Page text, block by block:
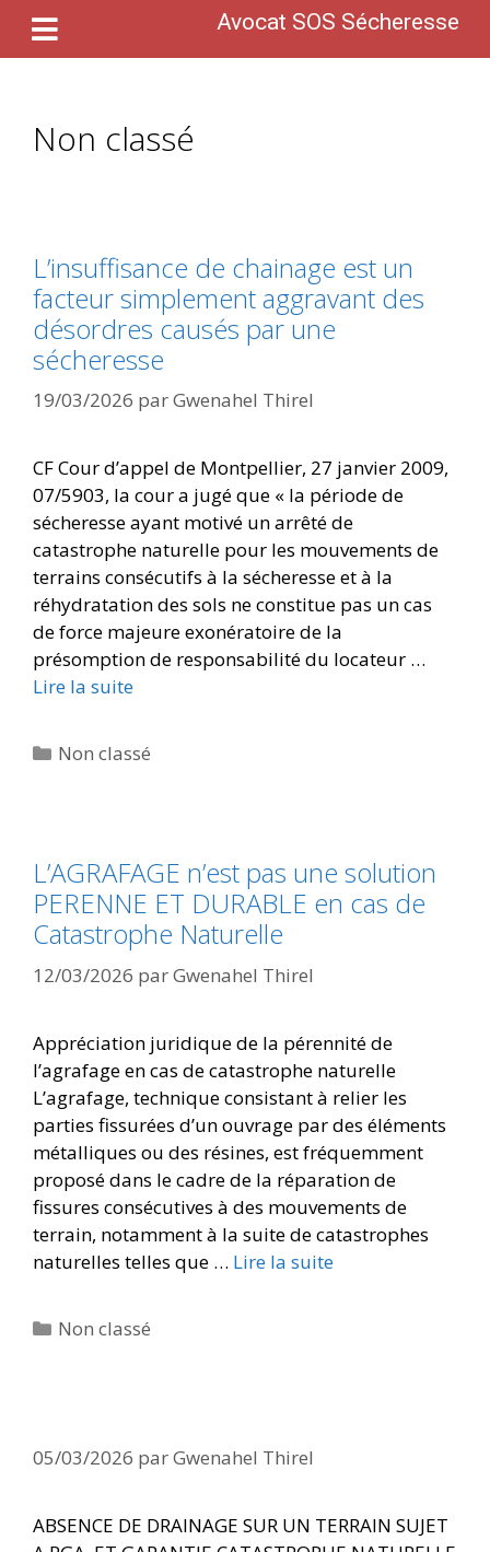
Avocat SOS Sécheresse
Non classé
L’insuffisance de chainage est un
facteur simplement aggravant des
désordres causés par une
sécheresse
19/03/2026 parGwenahel Thirel
CF Cour d’appel de Montpellier, 27 janvier 2009,
07/5903, la cour a jugé que « la période de
sécheresse ayant motivé un arrêté de
catastrophe naturelle pour les mouvements de
terrains consécutifs à la sécheresse et à la
réhydratation des sols ne constitue pas un cas
de force majeure exonératoire de la
présomption de responsabilité du locateur …
Lire la suite
Non classé
L’AGRAFAGE n’est pas une solution
PERENNE ET DURABLE en cas de
Catastrophe Naturelle
12/03/2026 parGwenahel Thirel
Appréciation juridique de la pérennité de
l’agrafage en cas de catastrophe naturelle
L’agrafage, technique consistant à relier les
parties fissurées d’un ouvrage par des éléments
métalliques ou des résines, est fréquemment
proposé dans le cadre de la réparation de
fissures consécutives à des mouvements de
terrain, notamment à la suite de catastrophes
naturelles telles que … Lire la suite
Non classé
05/03/2026 parGwenahel Thirel
ABSENCE DE DRAINAGE SUR UN TERRAIN SUJET